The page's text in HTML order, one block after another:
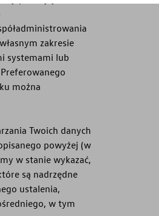
zakresie
systemami lub
można
Twoich danych
powyżej (w
w stanie wykazać,
są nadrzędne
ustalenia,
w tym